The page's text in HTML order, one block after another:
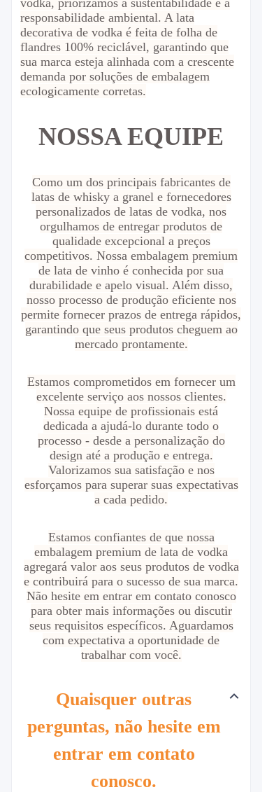
vodka, priorizamos a sustentabilidade e a
responsabilidade ambiental. A lata
decorativa de vodka é feita de folha de
flandres 100% reciclável, garantindo que
sua marca esteja alinhada com a crescente
demanda por soluções de embalagem
ecologicamente corretas.
NOSSA EQUIPE
Como um dos principais fabricantes de
latas de whisky a granel e fornecedores
personalizados de latas de vodka, nos
orgulhamos de entregar produtos de
qualidade excepcional a preços
competitivos. Nossa embalagem premium
de lata de vinho é conhecida por sua
durabilidade e apelo visual. Além disso,
nosso processo de produção eficiente nos
permite fornecer prazos de entrega rápidos,
garantindo que seus produtos cheguem ao
mercado prontamente.
Estamos comprometidos em fornecer um
excelente serviço aos nossos clientes.
Nossa equipe de profissionais está
dedicada a ajudá-lo durante todo o
processo - desde a personalização do
design até a produção e entrega.
Valorizamos sua satisfação e nos
esforçamos para superar suas expectativas
a cada pedido.
Estamos confiantes de que nossa
embalagem premium de lata de vodka
agregará valor aos seus produtos de vodka
e contribuirá para o sucesso de sua marca.
Não hesite em entrar em contato conosco
para obter mais informações ou discutir
seus requisitos específicos. Aguardamos
com expectativa a oportunidade de
trabalhar com você.
Quaisquer outras
perguntas, não hesite em
entrar em contato
conosco.